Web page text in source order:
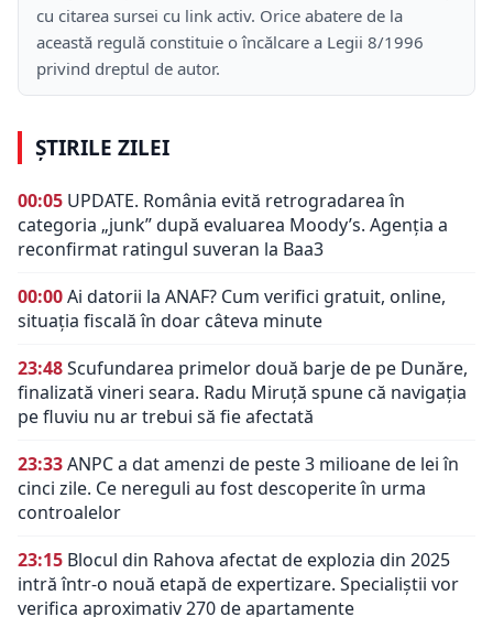
cu citarea sursei cu link activ. Orice abatere de la
această regulă constituie o încălcare a Legii 8/1996
privind dreptul de autor.
ȘTIRILE ZILEI
00:05 UPDATE. România evită retrogradarea în
categoria „junk” după evaluarea Moody’s. Agenția a
reconfirmat ratingul suveran la Baa3
00:00Ai datorii la ANAF? Cum verifici gratuit, online,
situația fiscală în doar câteva minute
23:48Scufundarea primelor două barje de pe Dunăre,
finalizată vineri seara. Radu Miruță spune că navigația
pe fluviu nu ar trebui să fie afectată
23:33ANPC a dat amenzi de peste 3 milioane de lei în
cinci zile. Ce nereguli au fost descoperite în urma
controalelor
23:15 Blocul din Rahova afectat de explozia din 2025
intră într-o nouă etapă de expertizare. Specialiștii vor
verifica aproximativ 270 de apartamente